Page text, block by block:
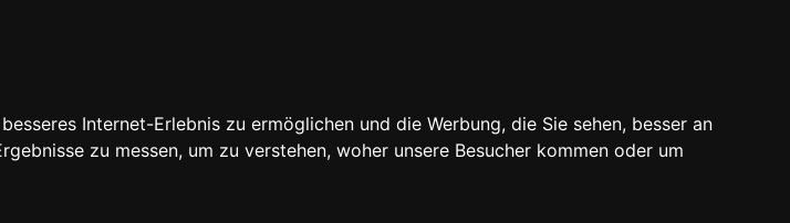
Internet-Erlebnis zu ermöglichen und die Werbung, die Sie sehen, besser an
zu messen, um zu verstehen, woher unsere Besucher kommen oder um